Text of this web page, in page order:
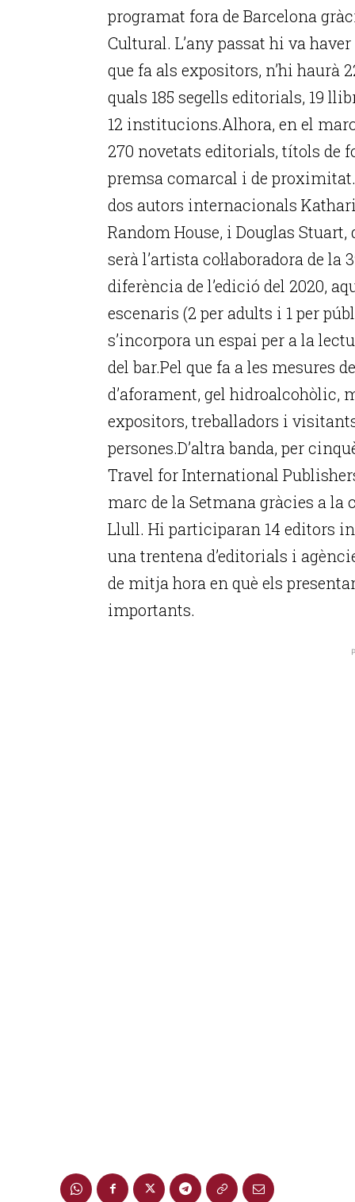
programat fora de Barcelona
Cultural. L’any passat hi va
que fa als expositors, n’hi haurà
quals 185 segells editorials, 19
12 institucions.Alhora, en el
270 novetats editorials, títols de
premsa comarcal i de
dos autors internacionals
Random House, i Douglas Stuart,
serà l’artista col·laboradora de
diferència de l’edició del 2020,
escenaris (2 per adults i 1 per
s’incorpora un espai per a la
del bar.Pel que fa a les mesures
d’aforament, gel hidroalcohòlic,
expositors, treballadors i
persones.D’altra banda, per
Travel for International
marc de la Setmana gràcies a la
Llull. Hi participaran 14 editors
una trentena d’editorials i
de mitja hora en què els
importants.